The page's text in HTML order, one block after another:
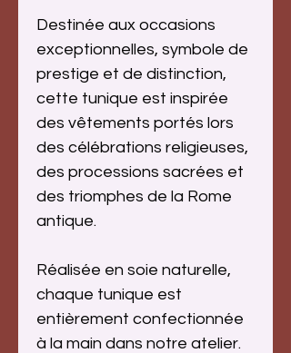
Destinée aux occasions
exceptionnelles, symbole de
prestige et de distinction,
cette tunique est inspirée
des vêtements portés lors
des célébrations religieuses,
des processions sacrées et
des triomphes de la Rome
antique.
Réalisée en soie naturelle,
chaque tunique est
entièrement confectionnée
à la main dans notre atelier.